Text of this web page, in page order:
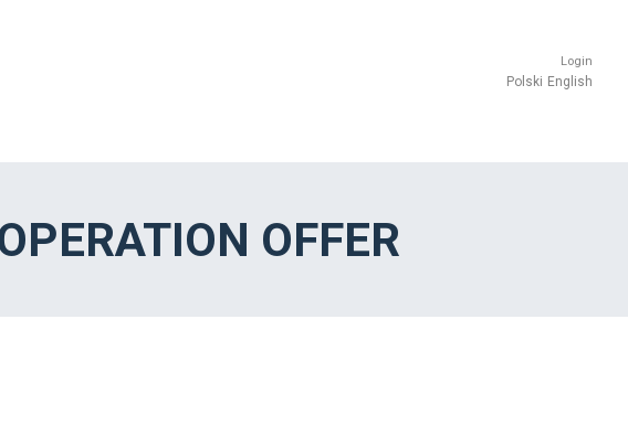
Login
Polski English
OFFER